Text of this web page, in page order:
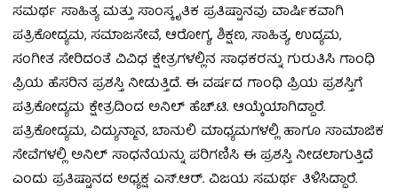
ಸಮರ್ಥ ಸಾಹಿತ್ಯ ಮತ್ತು ಸಾಂಸ್ಕೖತಿಕ ಪ್ರತಿಷ್ಟಾನವು ವಾರ್ಷಿಕವಾಗಿ
ಪತ್ರಿಕೋದ್ಯಮ, ಸಮಾಜಸೇವೆ, ಆರೋಗ್ಯ, ಶಿಕ್ಷಣ, ಸಾಹಿತ್ಯ, ಉದ್ಯಮ,
ಸಂಗೀತ ಸೇರಿದಂತೆ ವಿವಿಧ ಕ್ಷೇತ್ರಗಳಲ್ಲಿನ ಸಾಧಕರನ್ನು ಗುರುತಿಸಿ ಗಾಂಧಿ
ಪ್ರಿಯ ಹೆಸರಿನ ಪ್ರಶಸ್ತಿ ನೀಡುತ್ತಿದೆ. ಈ ವರ್ಷದ ಗಾಂಧಿ ಪ್ರಿಯ ಪ್ರಶಸ್ತಿಗೆ
ಪತ್ರಿಕೋದ್ಯಮ ಕ್ಷೇತ್ರದಿಂದ ಅನಿಲ್ ಹೆಚ್.ಟಿ. ಆಯ್ಕೆಯಾಗಿದ್ದಾರೆ.
ಪತ್ರಿಕೋದ್ಯಮ, ವಿದ್ಯುನ್ಮಾನ, ಬಾನುಲಿ ಮಾಧ್ಯಮಗಳಲ್ಲಿ ಹಾಗೂ ಸಾಮಾಜಿಕ
ಸೇವೆಗಳಲ್ಲಿ ಅನಿಲ್ ಸಾಧನೆಯನ್ನು ಪರಿಗಣಿಸಿ ಈ ಪ್ರಶಸ್ತಿ ನೀಡಲಾಗುತ್ತಿದೆ
ಎಂದು ಪ್ರತಿಷ್ಟಾನದ ಅಧ್ಯಕ್ಷ ಎಸ್.ಆರ್. ವಿಜಯ ಸಮರ್ಥ ತಿಳಿಸಿದ್ದಾರೆ.